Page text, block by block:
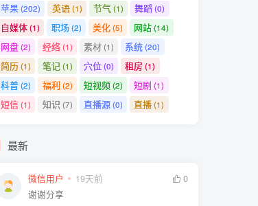
苹果(202) 英语(1) 节气(1) 舞蹈 (0)
自媒体(1) 职场(2) 美化(5) 网站(14)
网盘(2) 经络(1) 素材(1) 系统(20)
简历(1) 笔记 (1) 穴位 (0) 租房 (1)
科普(2) 福利 (2) 短视频(2) 短剧 (1)
短信(1) 知识 (7) 直播源(0) 直播(1)
最新
微信用户 19天前
0
谢谢分享